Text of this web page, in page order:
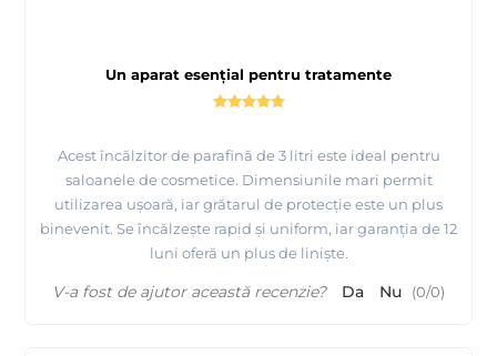
Un aparat esențial pentru tratamente
Acest încălzitor de parafină de 3 litri este ideal pentru
saloanele de cosmetice. Dimensiunile mari permit
utilizarea ușoară, iar grătarul de protecție este un plus
binevenit. Se încălzește rapid și uniform, iar garanția de 12
luni oferă un plus de liniște.
V-a fost de ajutor această recenzie? Da Nu (0/0)